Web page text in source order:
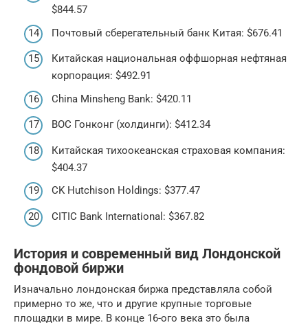
$844.57
Почтовый сберегательный банк Китая: $676.41
Китайская национальная оффшорная нефтяная
корпорация: $492.91
China Minsheng Bank: $420.11
BOC Гонконг (холдинги): $412.34
Китайская тихоокеанская страховая компания:
$404.37
CK Hutchison Holdings: $377.47
CITIC Bank International: $367.82
История и современный вид Лондонской
фондовой биржи
Изначально лондонская биржа представляла собой
примерно то же, что и другие крупные торговые
площадки в мире. В конце 16-ого века это была